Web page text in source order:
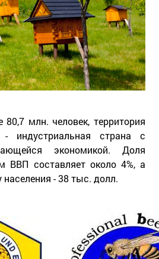
80,7 млн. человек, территория
страна с
экономикой. Доля
ВВП составляет около 4%, а
- 38 тыс. долл.